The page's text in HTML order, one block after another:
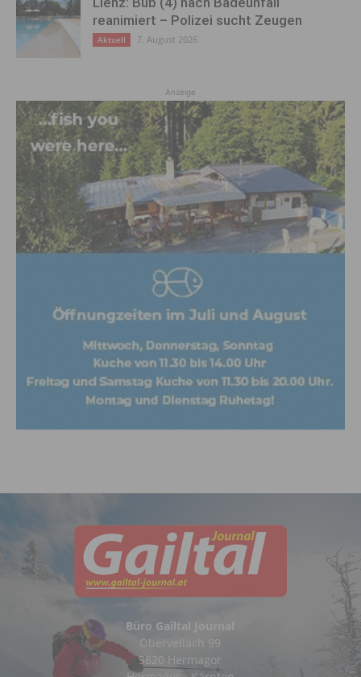
reanimiert – Polizei sucht Zeugen
Aktuell 7. August 2026
Anzeige
Büro Gailtal Journal
Obervellach 99
9620 Hermagor